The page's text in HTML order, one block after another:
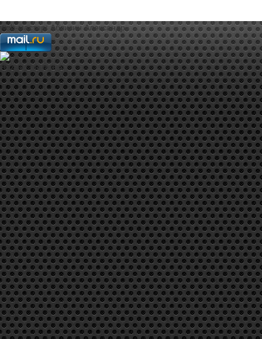
web-мастер:Аблизин Александр